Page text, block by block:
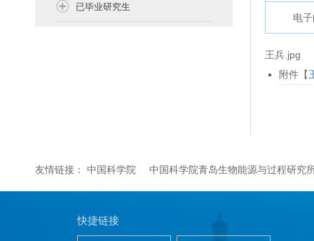
已毕业研究生
电
王兵.jpg
附件【
友情链接： 中国科学院 中国科学院青岛生物能源与过程研究
快捷链接